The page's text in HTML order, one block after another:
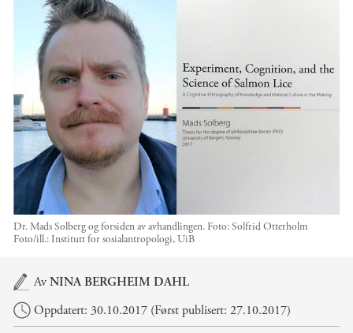
Dr. Mads Solberg og forsiden av avhandlingen. Foto: Solfrid Otterholm
Foto/ill.:Institutt for sosialantropologi, UiB
Hovedinnhold
AvNINA BERGHEIM DAHL
Oppdatert: 30.10.2017 (Først publisert: 27.10.2017)